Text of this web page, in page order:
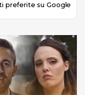
preferite su Google